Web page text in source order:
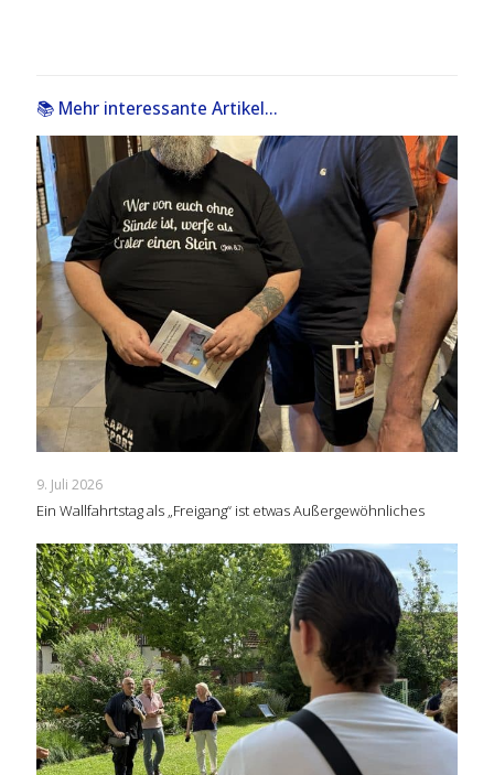
📚 Mehr interessante Artikel...
9. Juli 2026
Ein Wallfahrtstag als „Freigang“ ist etwas Außergewöhnliches